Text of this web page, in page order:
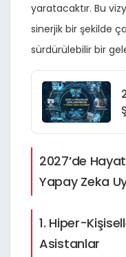
yaratacaktır. Bu
sinerjik bir şekilde
sürdürülebilir bir
2027’de
Yapay Zeka
1. Hiper-
Asistanlar